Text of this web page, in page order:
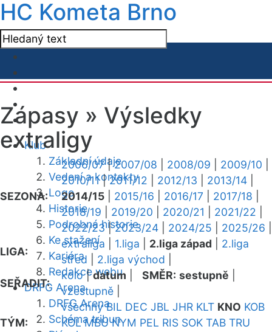
HC Kometa Brno
Klub
Základní údaje
Vedení a kontakty
Logo
Historie
Podrobná historie
Ke stažení
Kariéra
Redakce webu
DRFG Arena
DRFG Arena
Schéma tribun
Zápasy » Výsledky
extraligy
SEZONA:
2006/07|2007/08 2008/09 2009/10
2010/11|2011/12 2012/13 2013/14
2014/15
2015/16 2016/17 2017/18
2018/19
2019/20 2020/21 2021/22
2022/23|2023/24 2024/25 2025/26
LIGA:
extraliga 1.liga 2.liga západ
2.liga
střed
2.liga východ
SEŘADIT:
kolo|datum SMĚR: sestupně
vzestupně
TÝM:
všechny BIL DEC JBL JHR KLT KNO KOB
KOL MBU NYM PEL RIS SOK TAB TRU